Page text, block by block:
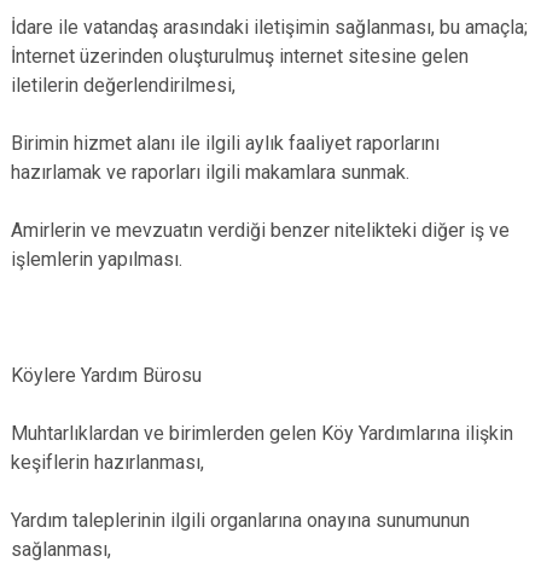
İdare ile vatandaş arasındaki iletişimin sağlanması, bu amaçla;
İnternet üzerinden oluşturulmuş internet sitesine gelen
iletilerin değerlendirilmesi,
Birimin hizmet alanı ile ilgili aylık faaliyet raporlarını
hazırlamak ve raporları ilgili makamlara sunmak.
Amirlerin ve mevzuatın verdiği benzer nitelikteki diğer iş ve
işlemlerin yapılması.
Köylere Yardım Bürosu
Muhtarlıklardan ve birimlerden gelen Köy Yardımlarına ilişkin
keşiflerin hazırlanması,
Yardım taleplerinin ilgili organlarına onayına sunumunun
sağlanması,